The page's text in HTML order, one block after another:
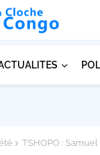
TSHOPO :